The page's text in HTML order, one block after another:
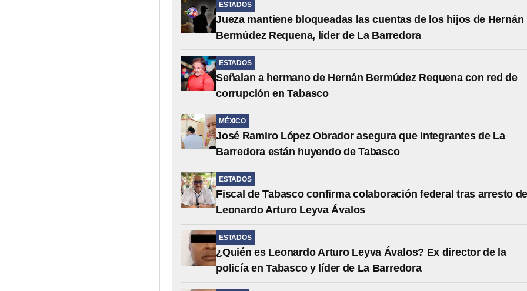
ESTADOS
Jueza mantiene bloqueadas las cuentas de los hijos de Hernán
Bermúdez Requena, líder de La Barredora
ESTADOS
Señalan a hermano de Hernán Bermúdez Requena con red de
corrupción en Tabasco
MÉXICO
José Ramiro López Obrador asegura que integrantes de La
Barredora están huyendo de Tabasco
ESTADOS
Fiscal de Tabasco confirma colaboración federal tras arresto
Leonardo Arturo Leyva Ávalos
ESTADOS
¿Quién es Leonardo Arturo Leyva Ávalos? Ex director de la
policía en Tabasco y líder de La Barredora